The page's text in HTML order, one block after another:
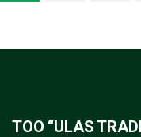
ТОО “ULAS